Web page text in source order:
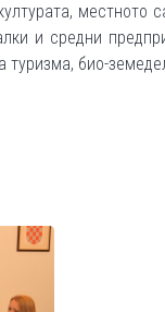
и средни
туризма, био-